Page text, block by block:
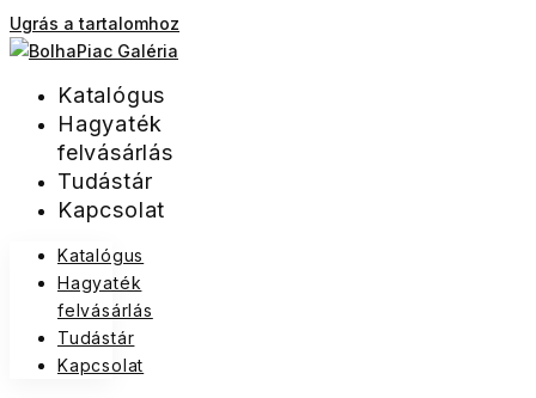
Ugrás a tartalomhoz
Katalógus
Hagyaték
felvásárlás
Tudástár
Kapcsolat
Katalógus
Hagyaték
felvásárlás
Tudástár
Kapcsolat